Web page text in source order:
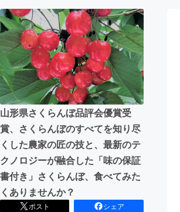
テクノロジー・ガジェット
映像・映画
ビジネス・起業
まちづくり・地域活性化
CAMPFIRE for Social Good
CAMPFIREふるさと納税
山形県さくらんぼ品評会優賞受
賞、さくらんぼのすべてを知り尽
くした農家の匠の技と、最新のテ
クノロジーが融合した「味の保証
書付き」さくらんぼ、食べてみた
くありませんか？
ポスト
シェア